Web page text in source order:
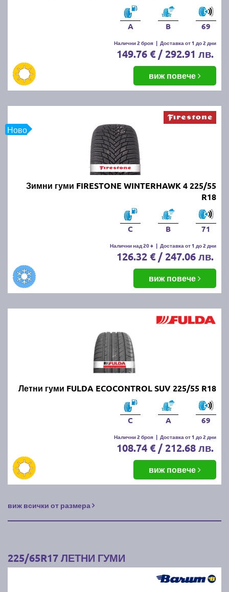
A B 69
Налични 2 броя | Доставка от 1 до 2 дни
149.76 € / 292.91 лв.
виж повече
Ново
Зимни гуми FIRESTONE WINTERHAWK 4 225/55
R18
C B 71
Налични над 20 + | Доставка от 1 до 2 дни
126.32 € / 247.06 лв.
виж повече
Летни гуми FULDA ECOCONTROL SUV 225/55 R18
C A 69
Налични 2 броя | Доставка от 1 до 2 дни
108.74 € / 212.68 лв.
виж повече
виж всички от размера
225/65R17 ЛЕТНИ ГУМИ